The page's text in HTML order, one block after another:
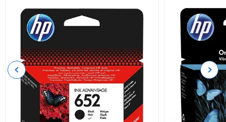
Previous Next